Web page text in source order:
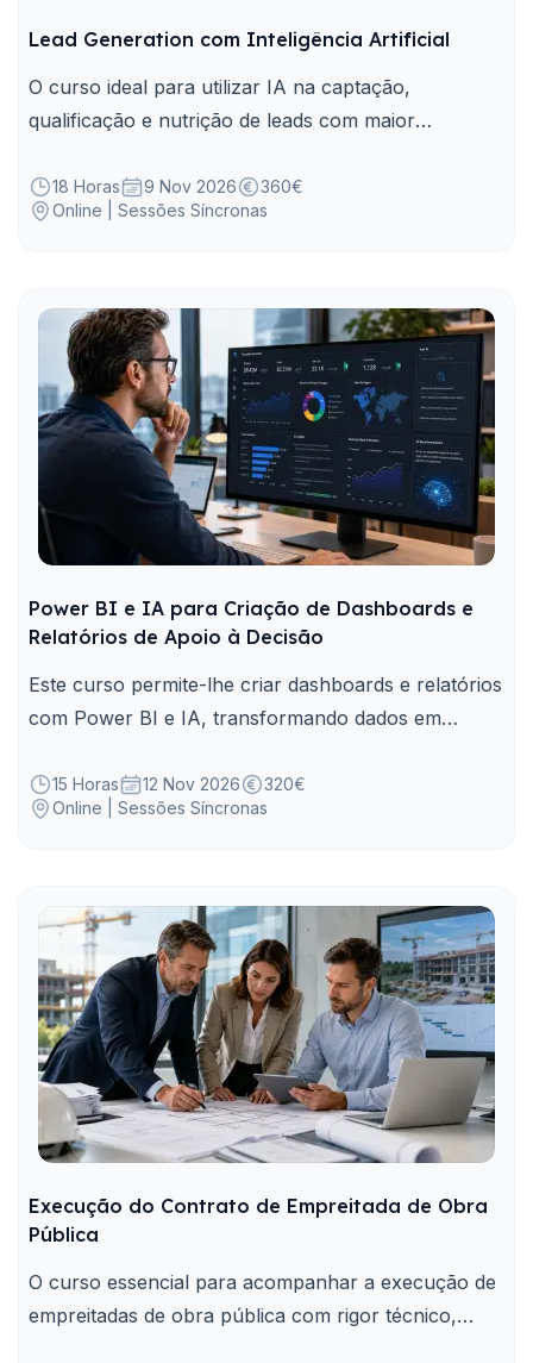
Lead Generation com Inteligência Artificial
O curso ideal para utilizar IA na captação,
qualificação e nutrição de leads com maior
de dados.
18 Horas 9 Nov 2026
360€
Online | Sessões Síncronas
Power BI e IA para Criação de Dashboards e
Relatórios de Apoio à Decisão
Este curso permite-lhe criar dashboards e relatórios
com Power BI e IA, transformando dados em
15 Horas 12 Nov 2026
320€
Online | Sessões Síncronas
Execução do Contrato de Empreitada de Obra
Pública
O curso essencial para acompanhar a execução de
empreitadas de obra pública com rigor técnico,